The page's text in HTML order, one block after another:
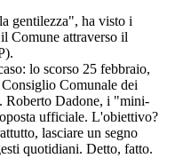
gentilezza", ha visto i
Comune attraverso il
lo scorso 25 febbraio,
Comunale dei
Roberto Dadone, i "mini-
ufficiale. L'obiettivo?
lasciare un segno
quotidiani. Detto, fatto.